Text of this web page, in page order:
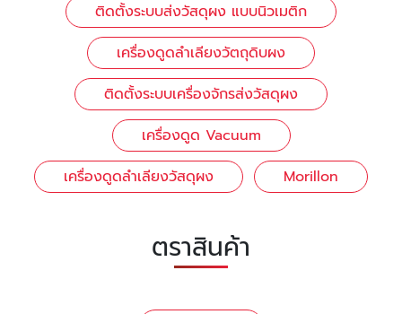
ติดตั้งระบบส่งวัสดุผง แบบนิวเมติก
เครื่องดูดลำเลียงวัตถุดิบผง
ติดตั้งระบบเครื่องจักรส่งวัสดุผง
เครื่องดูด Vacuum
เครื่องดูดลำเลียงวัสดุผง
Morillon
ตราสินค้า